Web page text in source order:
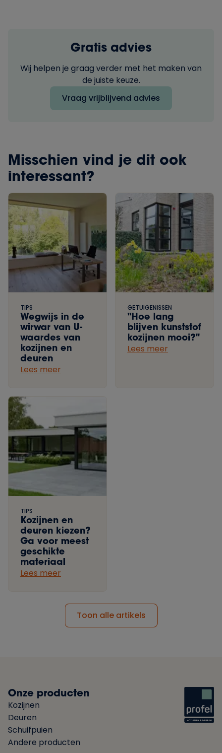
Gratis advies
Wij helpen je graag verder met het maken van
de juiste keuze.
Vraag vrijblijvend advies
Misschien vind je dit ook
interessant?
TIPS
Wegwijs in de
wirwar van U-
waardes van
kozijnen en
deuren
Lees meer
GETUIGENISSEN
"Hoe lang
blijven kunststof
kozijnen mooi?"
Lees meer
TIPS
Kozijnen en
deuren kiezen?
Ga voor meest
geschikte
materiaal
Lees meer
Toon alle artikels
Onze producten
Kozijnen
Deuren
Schuifpuien
Andere producten